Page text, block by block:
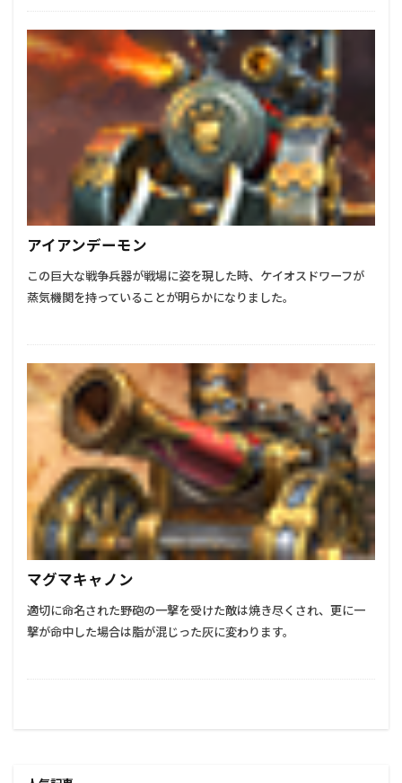
アイアンデーモン
この巨大な戦争兵器が戦場に姿を現した時、ケイオスドワーフが
蒸気機関を持っていることが明らかになりました。
マグマキャノン
適切に命名された野砲の一撃を受けた敵は焼き尽くされ、更に一
撃が命中した場合は脂が混じった灰に変わります。